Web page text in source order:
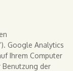
Google Analytics
Ihrem Computer
Benutzung der